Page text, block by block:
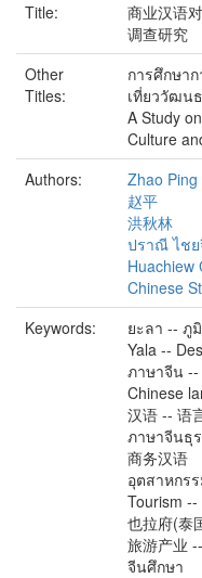
Title:
商业汉语
调查研究
Other
Titles:
การศึกษา
เที่ยววัฒน
A Study
Culture
Authors:
Zhao Ping
赵平
洪秋林
ปราณี ไชย
Huachiew
Chinese
Keywords:
ยะลา -- ภู
Yala --
ภาษาจีน
Chinese
汉语 -- 语
ภาษาจีนธุ
商务汉语
อุตสาหกร
Tourism
也拉府(泰
旅游产业
จีนศึกษา